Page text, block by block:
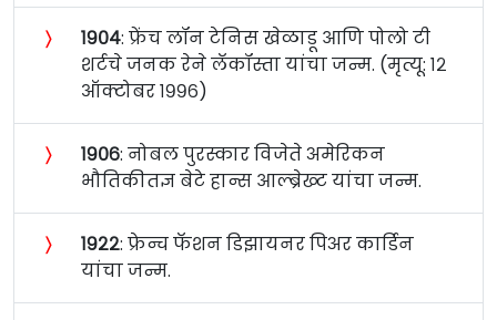
〉 १९०४: फ्रेंच लॉन टेनिस खेळाडू आणि पोलो टी
शर्टचे जनक रेने लॅकॉस्ता यांचा जन्म. (मृत्यू: १२
ऑक्टोबर १९९६)
〉 १९०६: नोबल पुरस्कार विजेते अमेरिकन
भौतिकीतज्ञ बेटे हान्स आल्ब्रेख्ट यांचा जन्म.
〉 १९२२: फ्रेन्च फॅशन डिझायनर पिअर कार्डिन
यांचा जन्म.